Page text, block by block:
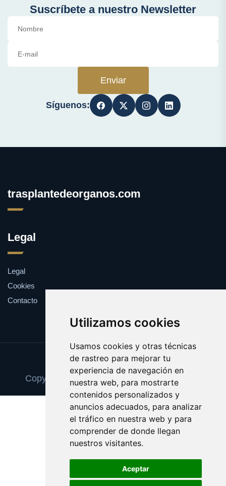
Utilizamos cookies
Usamos cookies y otras técnicas
de rastreo para mejorar tu
experiencia de navegación en
nuestra web, para mostrarte
contenidos personalizados y
anuncios adecuados, para analizar
el tráfico en nuestra web y para
comprender de donde llegan
nuestros visitantes.
Aceptar
Suscríbete a nuestro Newsletter
Enviar
Síguenos:
trasplantedeorganos.com
Legal
Legal
Cookies
Contacto
Update cookies preferences
Copyright © 2025 trasplantedeorganos.com